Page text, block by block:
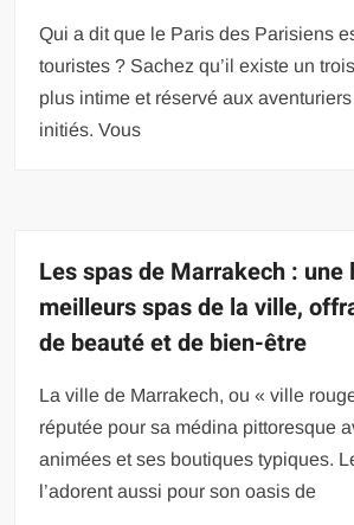
Qui a dit que le Paris des Parisiens
touristes ? Sachez qu’il existe un
plus intime et réservé aux
initiés. Vous
Les spas de Marrakech : une
meilleurs spas de la ville,
de beauté et de bien-être
La ville de Marrakech, ou « ville
réputée pour sa médina pittoresque
animées et ses boutiques typiques.
l’adorent aussi pour son oasis de